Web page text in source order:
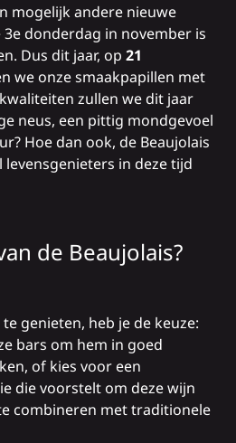
mogelijk andere nieuwe
donderdag in november is
Dus dit jaar, op 21
we onze smaakpapillen met
zullen we dit jaar
neus, een pittig mondgevoel
Hoe dan ook, de Beaujolais
levensgenieters in deze tijd
de Beaujolais?
genieten, heb je de keuze:
bars om hem in goed
of kies voor een
die voorstelt om deze wijn
combineren met traditionele